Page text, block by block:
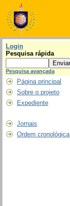
Login
Pesquisa rápida
Pesquisa avançada
Página principal
Sobre o projeto
Expediente
Jornais
Ordem cronológica